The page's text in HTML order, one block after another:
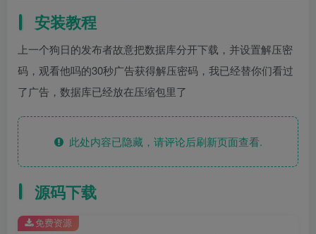
安装教程
上一个狗日的发布者故意把数据库分开下载，并设置解压密
码，观看他吗的30秒广告获得解压密码，我已经替你们看过
了广告，数据库已经放在压缩包里了
此处内容已隐藏，请评论后刷新页面查看.
源码下载
免费资源